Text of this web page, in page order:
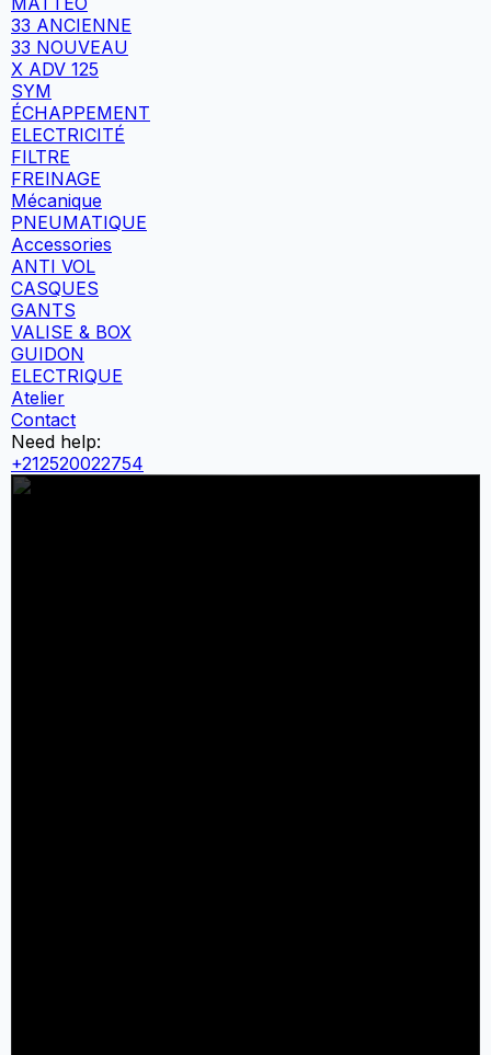
33 ANCIENNE
33 NOUVEAU
X ADV 125
SYM
ÉCHAPPEMENT
ELECTRICITÉ
FILTRE
FREINAGE
Mécanique
PNEUMATIQUE
Accessories
ANTI VOL
CASQUES
GANTS
VALISE & BOX
GUIDON
ELECTRIQUE
Atelier
Contact
Need help:
+212520022754